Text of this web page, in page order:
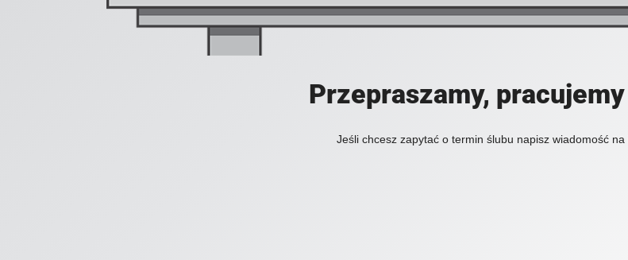
Przepraszamy,
Jeśli chcesz zapytać o termin ślubu napisz wiadomość na